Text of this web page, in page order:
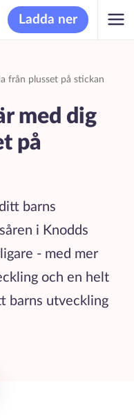
Ladda ner
från plusset på stickan
med dig
på
barns
i Knodds
- med mer
och en helt
barns utveckling